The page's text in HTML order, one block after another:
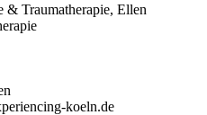
& Traumatherapie, Ellen
koeln.de